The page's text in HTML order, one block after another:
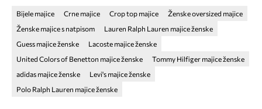
Bijele majice Crne majice Crop top majice
Ženske oversized majice
Ženske majice s natpisom
Lauren Ralph Lauren majice ženske
Guess majice ženske
Lacoste majice ženske
United Colors of Benetton majice ženske
Tommy Hilfiger majice ženske
adidas majice ženske
Levi's majice ženske
Polo Ralph Lauren majice ženske